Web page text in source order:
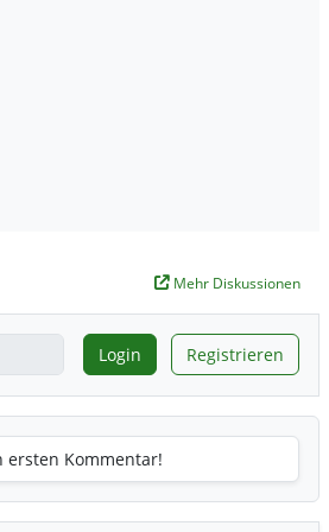
Mehr Diskussionen
Login Registrieren
ersten Kommentar!